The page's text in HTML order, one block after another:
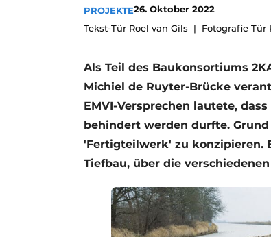
Ein Stellenangebot
PROJEKTE26. Oktober 2022
Tekst-Tür Roel van Gils
Fotografie
Als Teil des Baukonsortiums
Michiel de Ruyter-Brücke
EMVI-Versprechen lautete,
behindert werden durfte.
'Fertigteilwerk' zu konzipieren.
Tiefbau, über die